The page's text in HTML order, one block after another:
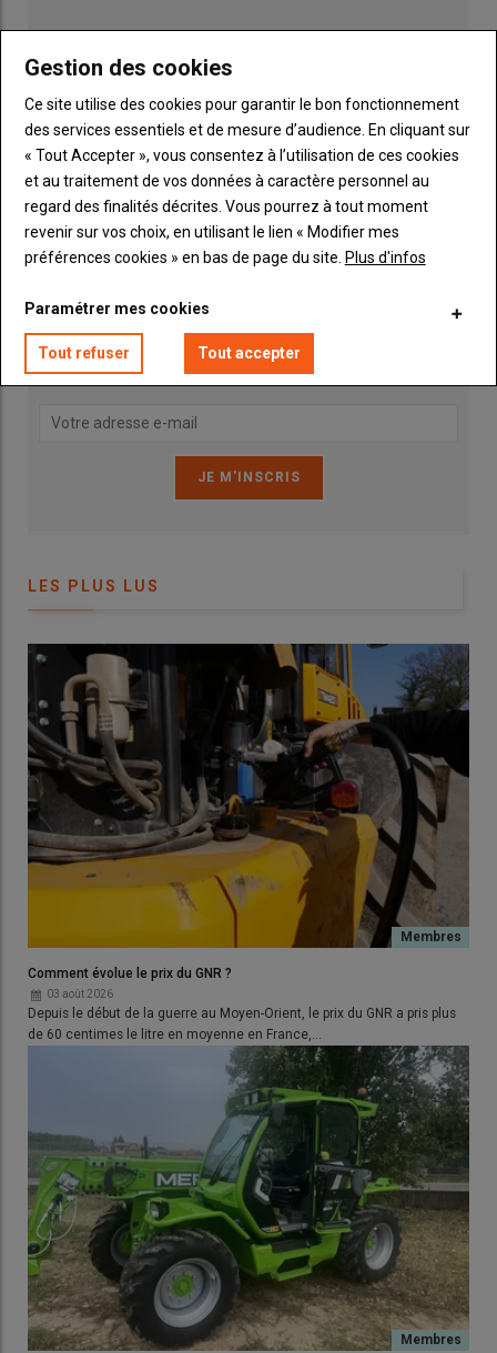
Publicité
Vous recevrez chaque semaine toutes les actualités 100%
Machinisme.
LES PLUS LUS
Comment évolue le prix du GNR ?
03 août 2026
Depuis le début de la guerre au Moyen-Orient, le prix du GNR a pris plus
de 60 centimes le litre en moyenne en France,…
Gestion des cookies
Ce site utilise des cookies pour garantir le bon fonctionnement
des services essentiels et de mesure d’audience. En cliquant sur
« Tout Accepter », vous consentez à l’utilisation de ces cookies
et au traitement de vos données à caractère personnel au
regard des finalités décrites. Vous pourrez à tout moment
revenir sur vos choix, en utilisant le lien « Modifier mes
préférences cookies » en bas de page du site. Plus d'infos
Paramétrer mes cookies
Tout refuser Tout accepter